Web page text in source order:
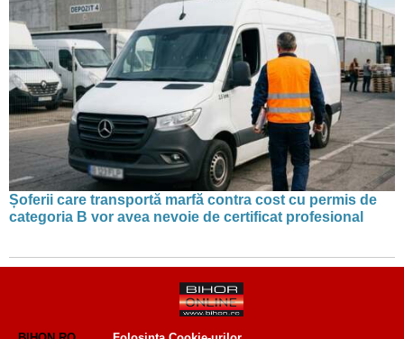
Șoferii care transportă marfă contra cost cu permis de
categoria B vor avea nevoie de certificat profesional